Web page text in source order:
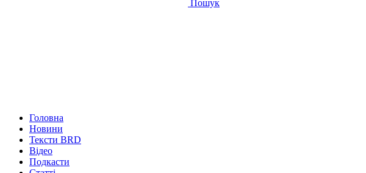
Пошук
Головна
Новини
Тексти BRD
Відео
Подкасти